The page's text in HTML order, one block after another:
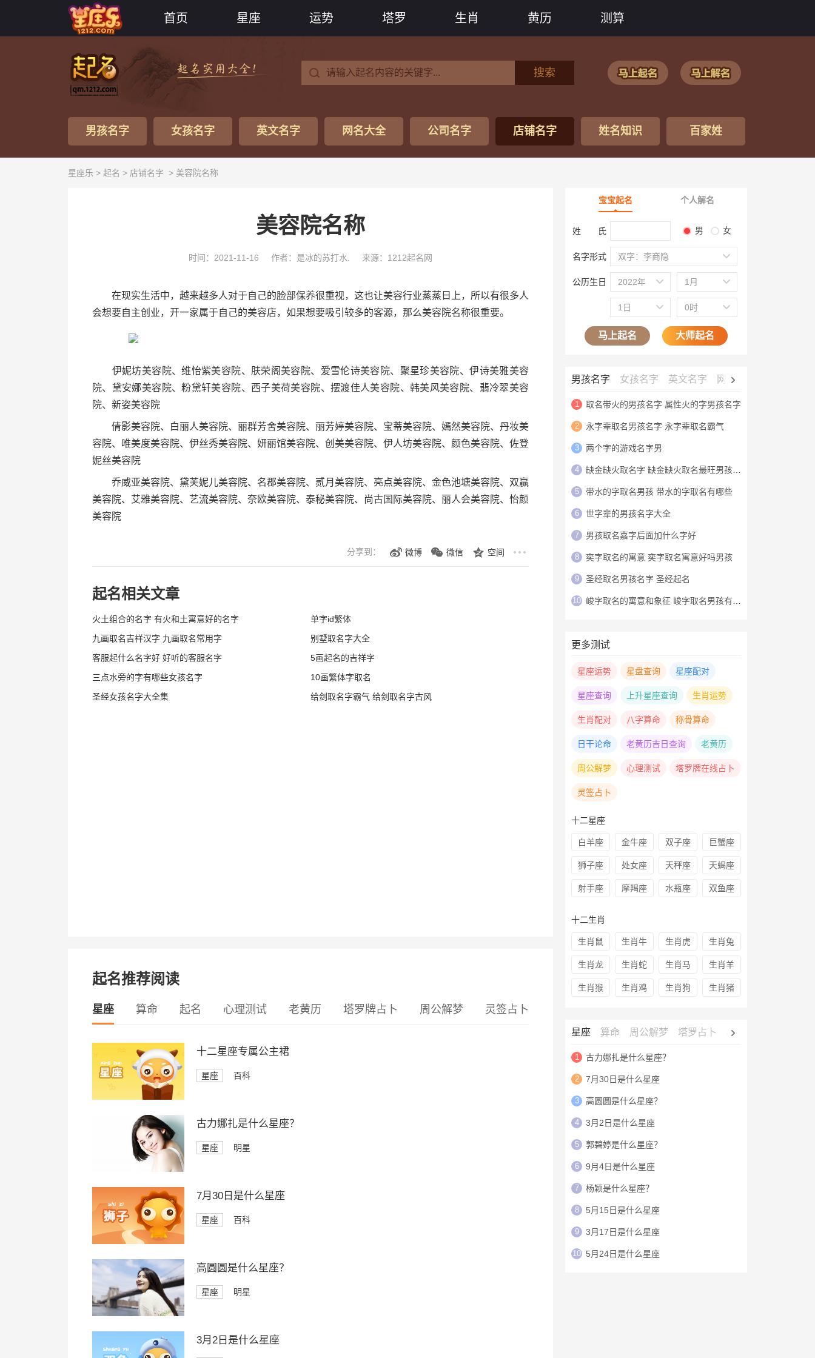
首页 星座 运势 塔罗 生肖 黄历 测算
搜索
男孩名字 女孩名字 英文名字 网名大全 公司名字 店铺名字 姓名知识 百家姓
星座乐 > 起名 > 店铺名字 > 美容院名称
美容院名称
时间：2021-11-16 作者：是冰的苏打水. 来源：1212起名网
在现实生活中，越来越多人对于自己的脸部保养很重视，这也让美容行业蒸蒸日上，所以有很多人
会想要自主创业，开一家属于自己的美容店，如果想要吸引较多的客源，那么美容院名称很重要。
伊妮坊美容院、维怡紫美容院、肤荣阁美容院、爱雪伦诗美容院、聚星珍美容院、伊诗美雅美容
院、黛安娜美容院、粉黛轩美容院、西子美荷美容院、摆渡佳人美容院、韩美风美容院、翡冷翠美容
院、新姿美容院
倩影美容院、白丽人美容院、丽群芳舍美容院、丽芳婷美容院、宝蒂美容院、嫣然美容院、丹妆美
容院、唯美度美容院、伊丝秀美容院、妍丽馆美容院、创美美容院、伊人坊美容院、颜色美容院、佐登
妮丝美容院
乔威亚美容院、黛芙妮儿美容院、名郡美容院、贰月美容院、亮点美容院、金色池塘美容院、双赢
美容院、艾雅美容院、艺流美容院、奈欧美容院、泰秘美容院、尚古国际美容院、丽人会美容院、怡颜
美容院
分享到： 微博 微信 空间
起名相关文章
火土组合的名字 有火和土寓意好的名字
单字id繁体
九画取名吉祥汉字 九画取名常用字
别墅取名字大全
客服起什么名字好 好听的客服名字
5画起名的吉祥字
三点水旁的字有哪些女孩名字
10画繁体字取名
圣经女孩名字大全集
给剑取名字霸气 给剑取名字古风
起名推荐阅读
星座 算命 起名 心理测试 老黄历 塔罗牌占卜 周公解梦 灵签占卜
十二星座专属公主裙
星座 百科
古力娜扎是什么星座？
星座 明星
7月30日是什么星座
星座 百科
高圆圆是什么星座？
星座 明星
3月2日是什么星座
宝宝起名 个人解名
姓 氏 男 女
名字形式 双字：李商隐
公历生日 2022年 1月
1日 0时
马上起名 大师起名
男孩名字 女孩名字 英文名字 网名大全
1 取名带火的男孩名字 属性火的字男孩名字
2 永字辈取名男孩名字 永字辈取名霸气
3 两个字的游戏名字男
4 缺金缺火取名字 缺金缺火取名最旺男孩名字
5 带水的字取名男孩 带水的字取名有哪些
6 世字辈的男孩名字大全
7 男孩取名嘉字后面加什么字好
8 奕字取名的寓意 奕字取名寓意好吗男孩
9 圣经取名男孩名字 圣经起名
10 峻字取名的寓意和象征 峻字取名男孩有寓意
更多测试
星座运势 星盘查询 星座配对
星座查询 上升星座查询 生肖运势
生肖配对 八字算命 称骨算命
日干论命 老黄历吉日查询 老黄历
周公解梦 心理测试 塔罗牌在线占卜
灵签占卜
十二星座
白羊座 金牛座 双子座 巨蟹座
狮子座 处女座 天秤座 天蝎座
射手座 摩羯座 水瓶座 双鱼座
十二生肖
生肖鼠 生肖牛 生肖虎 生肖兔
生肖龙 生肖蛇 生肖马 生肖羊
生肖猴 生肖鸡 生肖狗 生肖猪
星座 算命 周公解梦 塔罗占卜 心理测试
1 古力娜扎是什么星座？
2 7月30日是什么星座
3 高圆圆是什么星座？
4 3月2日是什么星座
5 郭碧婷是什么星座？
6 9月4日是什么星座
7 杨颖是什么星座？
8 5月15日是什么星座
9 3月17日是什么星座
10 5月24日是什么星座